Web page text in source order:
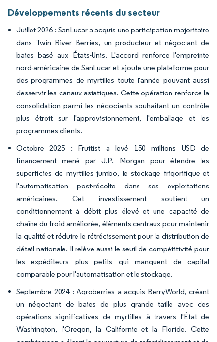
Développements récents du secteur
Juillet 2026 : SanLucar a acquis une participation majoritaire
dans Twin River Berries, un producteur et négociant de
baies basé aux États-Unis. L'accord renforce l'empreinte
nord-américaine de SanLucar et ajoute une plateforme pour
des programmes de myrtilles toute l'année pouvant aussi
desservir les canaux asiatiques. Cette opération renforce la
consolidation parmi les négociants souhaitant un contrôle
plus étroit sur l'approvisionnement, l'emballage et les
programmes clients.
Octobre 2025 : Fruitist a levé 150 millions USD de
financement mené par J.P. Morgan pour étendre les
superficies de myrtilles jumbo, le stockage frigorifique et
l'automatisation post-récolte dans ses exploitations
américaines. Cet investissement soutient un
conditionnement à débit plus élevé et une capacité de
chaîne du froid améliorée, éléments centraux pour maintenir
la qualité et réduire le rétrécissement pour la distribution de
détail nationale. Il relève aussi le seuil de compétitivité pour
les expéditeurs plus petits qui manquent de capital
comparable pour l'automatisation et le stockage.
Septembre 2024 : Agroberries a acquis BerryWorld, créant
un négociant de baies de plus grande taille avec des
opérations significatives de myrtilles à travers l'État de
Washington, l'Oregon, la Californie et la Floride. Cette